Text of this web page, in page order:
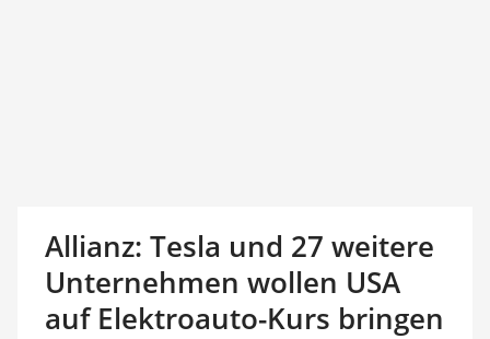
Allianz: Tesla und 27 weitere
Unternehmen wollen USA
auf Elektroauto-Kurs bringen